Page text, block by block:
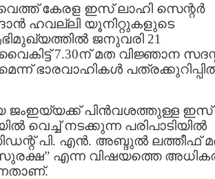
കേരള ഇസ് ലാഹി സെന്റര്‍
ഹവല്ലി യൂനിറ്റുകളുടെ
ജനുവരി 21
7.30ന് മത വിജ്ഞാന
ഭാരവാഹികള്‍
ജംഇയ്യക്ക് പിന്‍വശത്തുള്ള ഇസ്
വെച്ച് നടക്കുന്ന പരിപാടിയില്‍
പി. എന്‍. അബ്ദുല്‍ ലത്തീഫ്
എന്ന വിഷയത്തെ